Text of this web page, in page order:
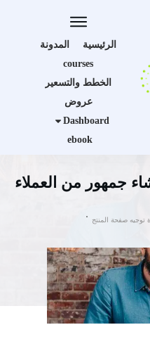
الرئيسية
المدونة
courses
الخطط والتسعير
عروض
Dashboard
ebook